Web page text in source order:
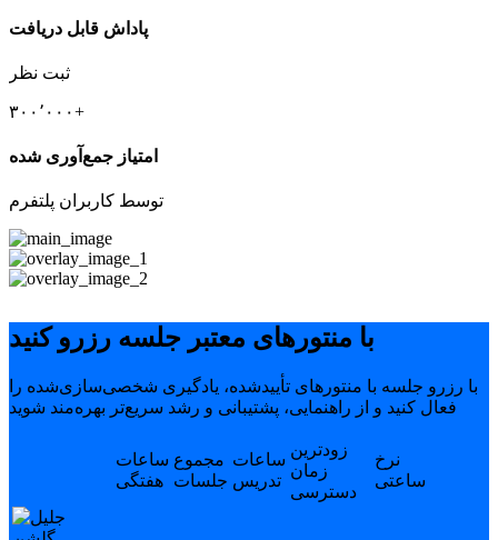
پاداش قابل دریافت
ثبت نظر
۳۰۰٬۰۰۰+
امتیاز جمع‌آوری شده
توسط کاربران پلتفرم
با منتورهای معتبر جلسه رزرو کنید
با رزرو جلسه با منتورهای تأییدشده، یادگیری شخصی‌سازی‌شده را
فعال کنید و از راهنمایی، پشتیبانی و رشد سریع‌تر بهره‌مند شوید
ساعات
هفتگی
مجموع
جلسات
ساعات
تدریس
زودترین
زمان
دسترسی
نرخ
ساعتی